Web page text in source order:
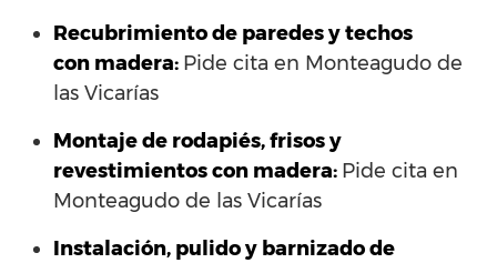
Recubrimiento de paredes y techos
con madera: Pide cita en Monteagudo de
las Vicarías
Montaje de rodapiés, frisos y
revestimientos con madera: Pide cita en
Monteagudo de las Vicarías
Instalación, pulido y barnizado de